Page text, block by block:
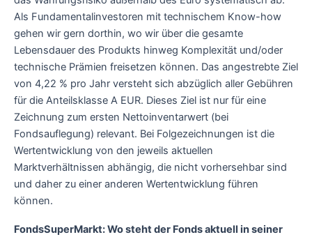
Als Fundamentalinvestoren mit technischem Know-how
gehen wir gern dorthin, wo wir über die gesamte
Lebensdauer des Produkts hinweg Komplexität und/oder
technische Prämien freisetzen können. Das angestrebte Ziel
von 4,22 % pro Jahr versteht sich abzüglich aller Gebühren
für die Anteilsklasse A EUR. Dieses Ziel ist nur für eine
Zeichnung zum ersten Nettoinventarwert (bei
Fondsauflegung) relevant. Bei Folgezeichnungen ist die
Wertentwicklung von den jeweils aktuellen
Marktverhältnissen abhängig, die nicht vorhersehbar sind
und daher zu einer anderen Wertentwicklung führen
können.
FondsSuperMarkt: Wo steht der Fonds aktuell in seiner